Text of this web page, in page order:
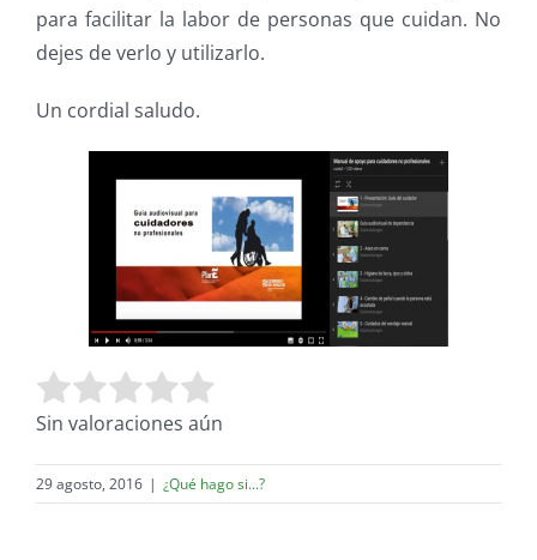
para facilitar la labor de personas que cuidan. No
dejes de verlo y utilizarlo.
Un cordial saludo.
Valora este artículo:
Sin valoraciones aún
29 agosto, 2016 | ¿Qué hago si...?